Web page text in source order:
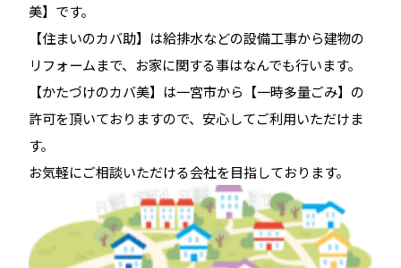
美】です。
【住まいのカバ助】は給排水などの設備工事から建物の
リフォームまで、お家に関する事はなんでも行います。
【かたづけのカバ美】は一宮市から【一時多量ごみ】の
許可を頂いておりますので、安心してご利用いただけま
す。
お気軽にご相談いただける会社を目指しております。